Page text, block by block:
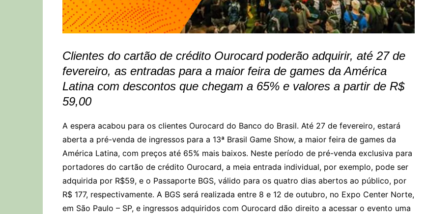
Clientes do cartão de crédito Ourocard poderão adquirir, até 27 de
fevereiro, as entradas para a maior feira de games da América
Latina com descontos que chegam a 65% e valores a partir de R$
59,00
A espera acabou para os clientes Ourocard do Banco do Brasil. Até 27 de fevereiro, estará
aberta a pré-venda de ingressos para a 13ª Brasil Game Show, a maior feira de games da
América Latina, com preços até 65% mais baixos. Neste período de pré-venda exclusiva para
portadores do cartão de crédito Ourocard, a meia entrada individual, por exemplo, pode ser
adquirida por R$59, e o Passaporte BGS, válido para os quatro dias abertos ao público, por
R$ 177, respectivamente. A BGS será realizada entre 8 e 12 de outubro, no Expo Center Norte,
em São Paulo – SP, e ingressos adquiridos com Ourocard dão direito a acessar o evento uma